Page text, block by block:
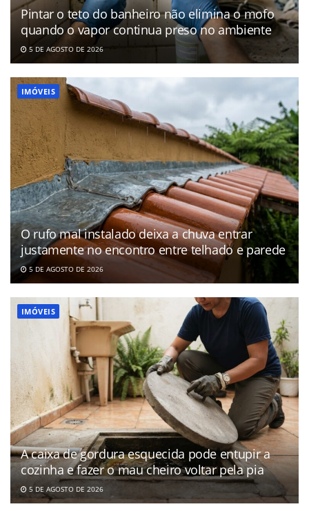
Pintar o teto do banheiro não elimina o mofo
quando o vapor continua preso no ambiente
5 DE AGOSTO DE 2026
IMÓVEIS
O rufo mal instalado deixa a chuva entrar
justamente no encontro entre telhado e parede
5 DE AGOSTO DE 2026
IMÓVEIS
A caixa de gordura esquecida pode entupir a
cozinha e fazer o mau cheiro voltar pela pia
5 DE AGOSTO DE 2026